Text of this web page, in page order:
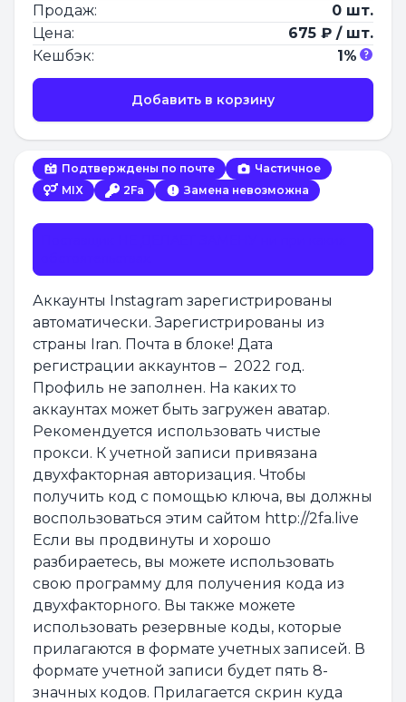
Подтверждены по почте
Частичное
MIX
2Fa Замена невозможна
Аккаунты Instagram зарегистрированы
автоматически. Зарегистрированы из
страны Iran. Почта в блоке! Дата
регистрации аккаунтов – 2022 год.
Профиль не заполнен. На каких то
аккаунтах может быть загружен аватар.
Рекомендуется использовать чистые
прокси. К учетной записи привязана
двухфакторная авторизация. Чтобы
получить код с помощью ключа, вы должны
воспользоваться этим сайтом http://2fa.live
Если вы продвинуты и хорошо
разбираетесь, вы можете использовать
свою программу для получения кода из
двухфакторного. Вы также можете
использовать резервные коды, которые
прилагаются в формате учетных записей. В
формате учетной записи будет пять 8-
значных кодов. Прилагается скрин куда
Продаж:
0 шт.
Цена:
675 ₽ / шт.
Кешбэк:
1%
Добавить в корзину